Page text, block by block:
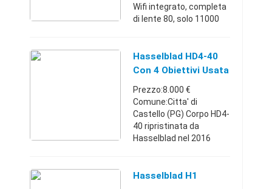
Wifi integrato, completa
di lente 80, solo 11000
Completa di tutti gli
accessori in dotazione
Hasselblad HD4-40
Con 4 Obiettivi Usata
Prezzo:8.000 €
Comune:Citta' di
Castello (PG) Corpo HD4-
40 ripristinata da
Hasselblad nel 2016
obiettivo 80mm
Hasselblad H1